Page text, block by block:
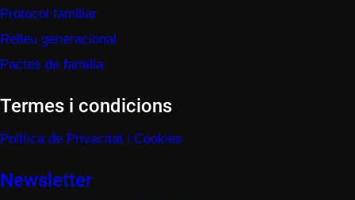
Protocol familiar
Relleu generacional
Pactes de família
Termes i condicions
Política de Privacitat i Cookies
Newsletter